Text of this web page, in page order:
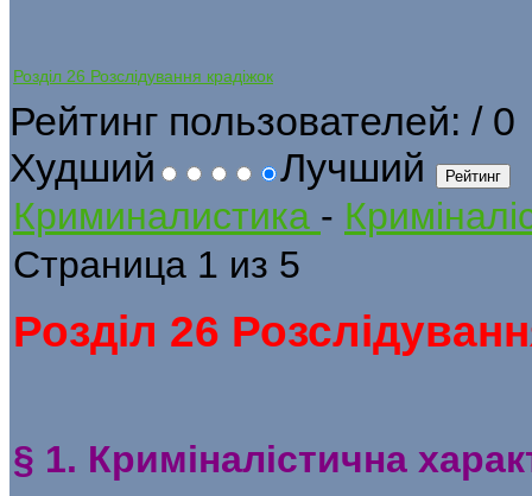
Розділ 26 Розслідування крадіжок
Рейтинг пользователей: / 0
Худший
Лучший
Криминалистика -
Страница 1 из 5
Розділ 26
§ 1. Криміналістична